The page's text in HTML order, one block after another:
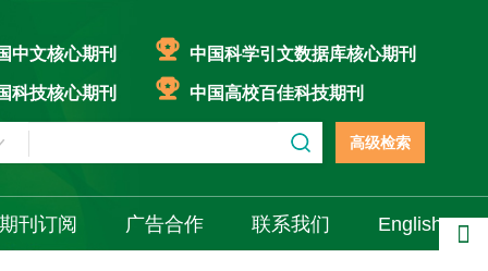
中文核心期刊 中国科学引文数据库核心期刊
科技核心期刊 中国高校百佳科技期刊
高级检索
期刊订阅 广告合作 联系我们 English
分享